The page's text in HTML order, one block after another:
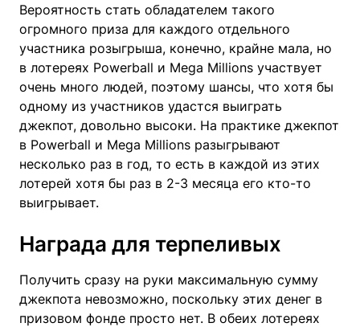
Вероятность стать обладателем такого
огромного приза для каждого отдельного
участника розыгрыша, конечно, крайне мала, но
в лотереях Powerball и Mega Millions участвует
очень много людей, поэтому шансы, что хотя бы
одному из участников удастся выиграть
джекпот, довольно высоки. На практике джекпот
в Powerball и Mega Millions разыгрывают
несколько раз в год, то есть в каждой из этих
лотерей хотя бы раз в 2-3 месяца его кто-то
выигрывает.
Награда для терпеливых
Получить сразу на руки максимальную сумму
джекпота невозможно, поскольку этих денег в
призовом фонде просто нет. В обеих лотереях